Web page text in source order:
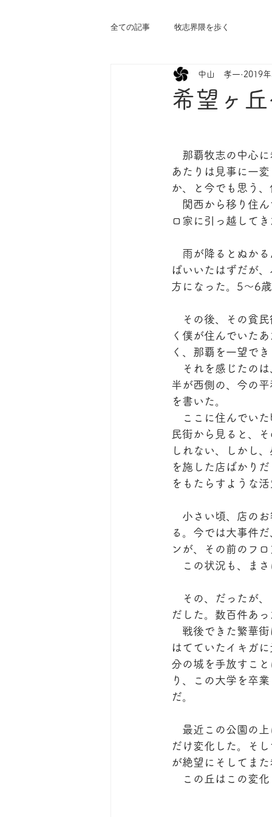
全ての記事 牧志界隈を歩く
希望ヶ
中山 孝一 2019
那覇牧志の中心に
あたりは見事に一
か、と今でも思う
関西から移り住ん
ロ家に引っ越して
雨が降るとぬかる
ぱいいたはずだが
方になった。5～6
その後、その貧民
く僕が住んでいた
く、那覇を一望で
それを感じたのは
半が西側の、今の
を書いた。
ここに住んでいた
民街から見ると、
しれない、しかし
を施した店ばかり
をもたらすような
小さい頃、店のお
る。今では大事件
ンが、その前のフ
この状況も、まさ
その、だったが、
だした。数百件あ
戦後できた繁華街
はてていたイキガ
分の城を手放すこ
り、この大学を卒
だ。
最近この公園の上
だけ変化した。そ
が絶望にそしてま
この丘はこの変化